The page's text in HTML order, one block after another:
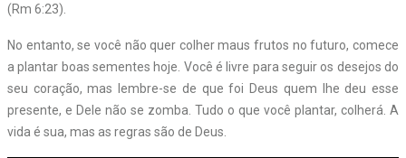
(Rm 6:23).
No entanto, se você não quer colher maus frutos no futuro, comece
a plantar boas sementes hoje. Você é livre para seguir os desejos do
seu coração, mas lembre-se de que foi Deus quem lhe deu esse
presente, e Dele não se zomba. Tudo o que você plantar, colherá. A
vida é sua, mas as regras são de Deus.